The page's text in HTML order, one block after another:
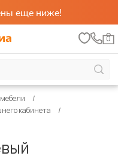
еще ниже!
0
кабинета